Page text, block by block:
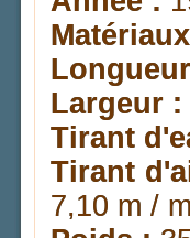
Largeur :
Tirant
Tirant
7,10 m /